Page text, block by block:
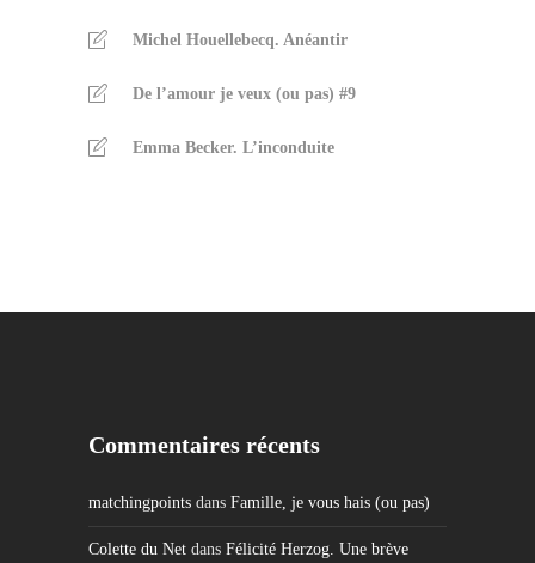
Michel Houellebecq. Anéantir
De l’amour je veux (ou pas) #9
Emma Becker. L’inconduite
Commentaires récents
matchingpoints dans Famille, je vous hais (ou pas)
Colette du Net dans Félicité Herzog. Une brève